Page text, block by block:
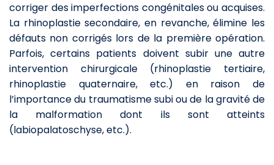
corriger des imperfections congénitales ou acquises.
La rhinoplastie secondaire, en revanche, élimine les
défauts non corrigés lors de la première opération.
Parfois, certains patients doivent subir une autre
intervention chirurgicale (rhinoplastie tertiaire,
rhinoplastie quaternaire, etc.) en raison de
l’importance du traumatisme subi ou de la gravité de
la malformation dont ils sont atteints
(labiopalatoschyse, etc.).